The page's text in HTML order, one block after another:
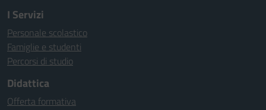
I Servizi
Personale scolastico
Famiglie e studenti
Percorsi di studio
Didattica
Offerta formativa